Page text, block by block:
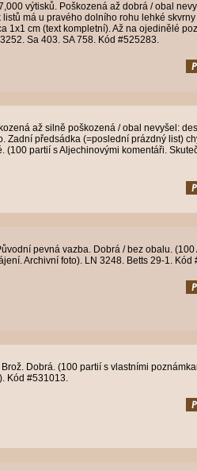
výtisků. Poškozená až dobrá / obal
má u pravého dolního rohu lehké
1x1 cm (text kompletní). Až na ojedinělé
Sa 403. SA 758. Kód #525283.
až silně poškozená / obal nevyšel:
Zadní předsádka (=poslední prázdný list)
partií s Aljechinovými komentáři.
pevná vazba. Dobrá / bez obalu.
Archivní foto). LN 3248. Betts 29-1. Kód
Dobrá. (100 partií s vlastními
Kód #531013.